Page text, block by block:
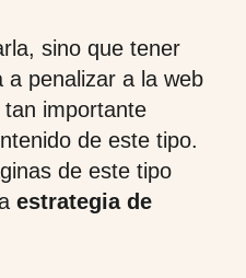
sino que tener
a penalizar a la web
importante
de este tipo.
de este tipo
estrategia de